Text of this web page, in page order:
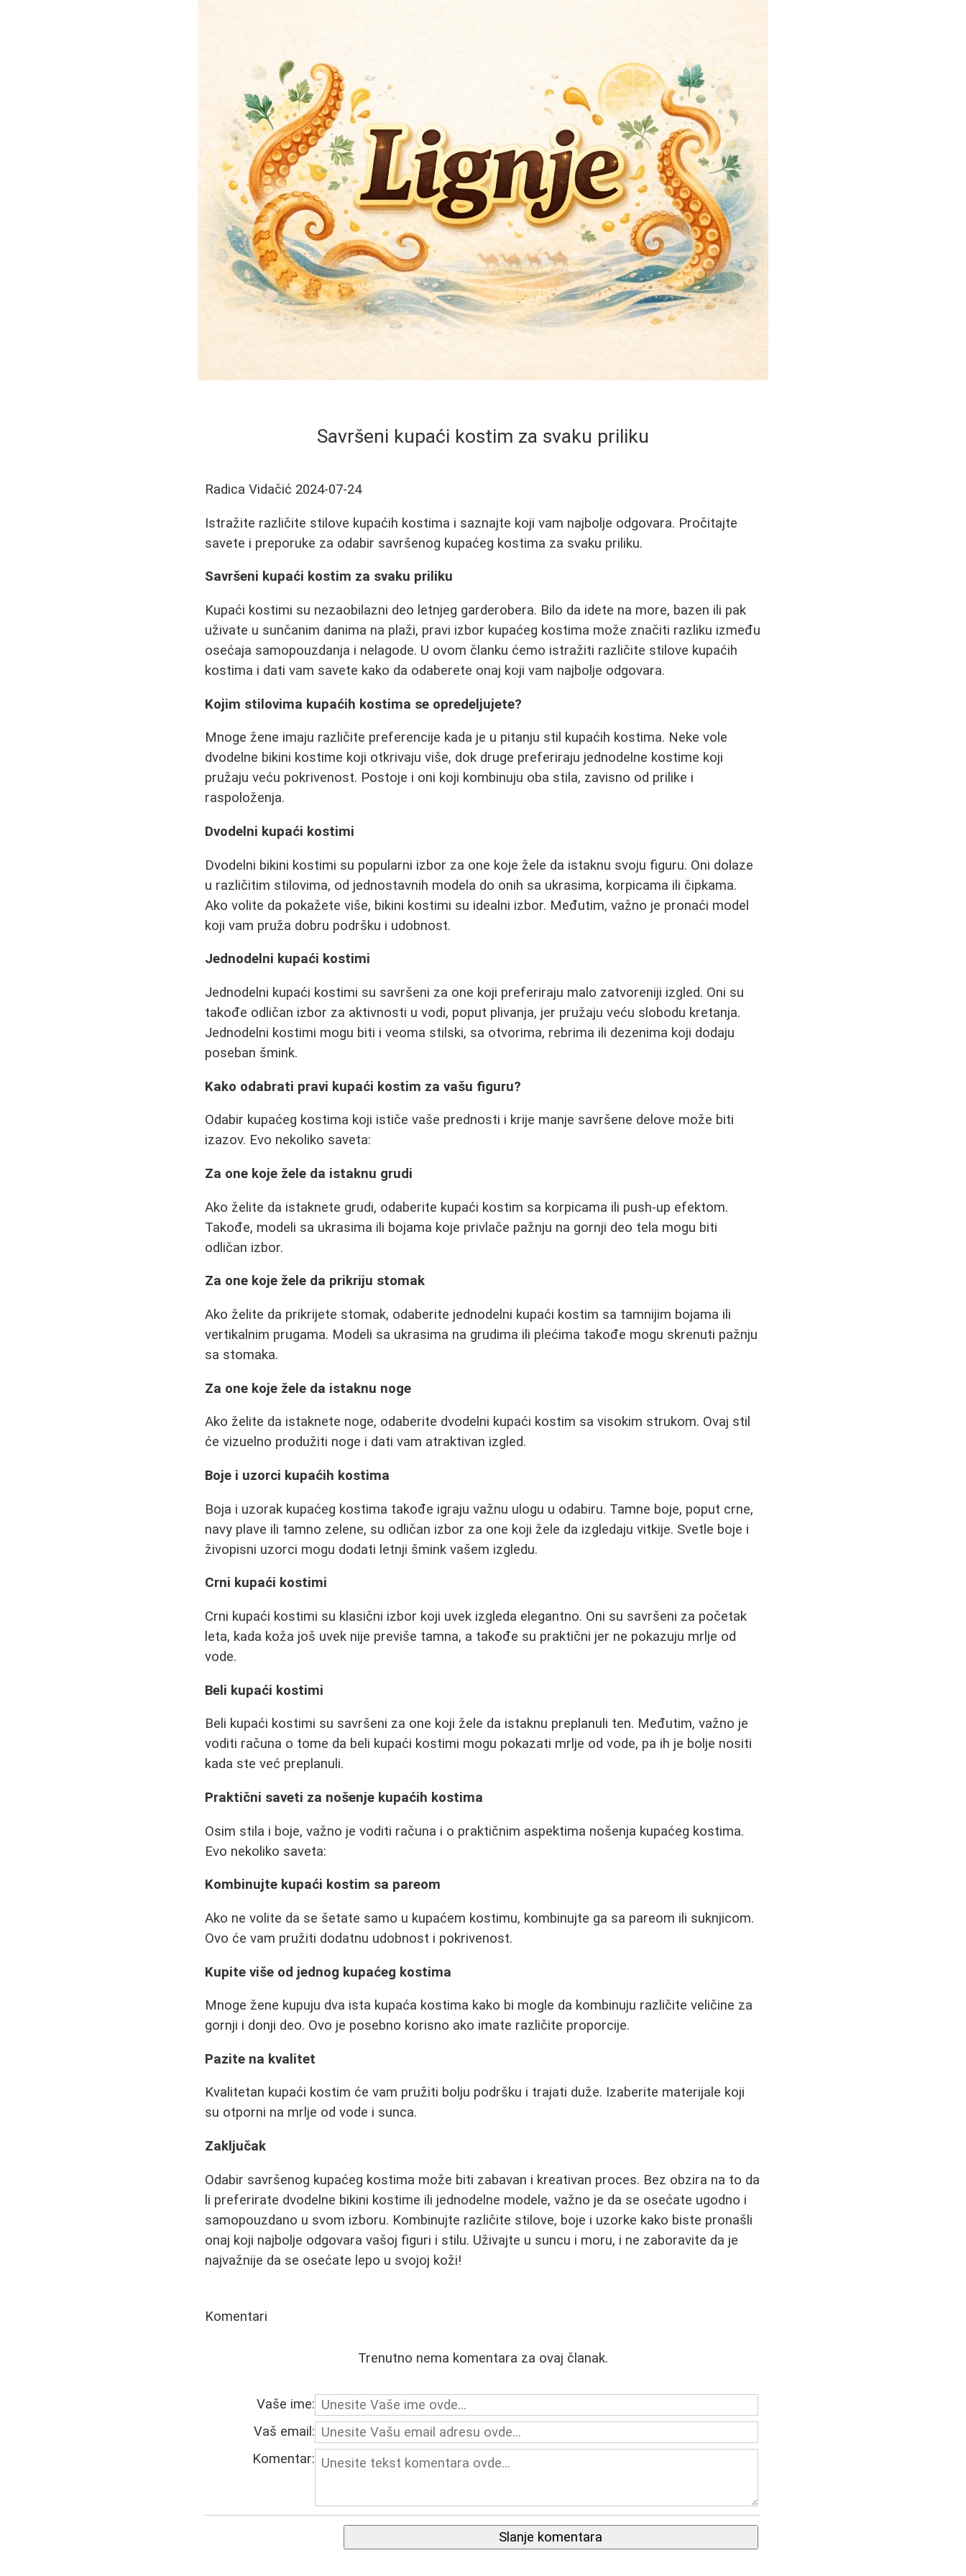
Savršeni kupaći kostim za svaku priliku
Radica Vidačić 2024-07-24
Istražite različite stilove kupaćih kostima i saznajte koji vam najbolje odgovara. Pročitajte
savete i preporuke za odabir savršenog kupaćeg kostima za svaku priliku.
Savršeni kupaći kostim za svaku priliku
Kupaći kostimi su nezaobilazni deo letnjeg garderobera. Bilo da idete na more, bazen ili pak
uživate u sunčanim danima na plaži, pravi izbor kupaćeg kostima može značiti razliku između
osećaja samopouzdanja i nelagode. U ovom članku ćemo istražiti različite stilove kupaćih
kostima i dati vam savete kako da odaberete onaj koji vam najbolje odgovara.
Kojim stilovima kupaćih kostima se opredeljujete?
Mnoge žene imaju različite preferencije kada je u pitanju stil kupaćih kostima. Neke vole
dvodelne bikini kostime koji otkrivaju više, dok druge preferiraju jednodelne kostime koji
pružaju veću pokrivenost. Postoje i oni koji kombinuju oba stila, zavisno od prilike i
raspoloženja.
Dvodelni kupaći kostimi
Dvodelni bikini kostimi su popularni izbor za one koje žele da istaknu svoju figuru. Oni dolaze
u različitim stilovima, od jednostavnih modela do onih sa ukrasima, korpicama ili čipkama.
Ako volite da pokažete više, bikini kostimi su idealni izbor. Međutim, važno je pronaći model
koji vam pruža dobru podršku i udobnost.
Jednodelni kupaći kostimi
Jednodelni kupaći kostimi su savršeni za one koji preferiraju malo zatvoreniji izgled. Oni su
takođe odličan izbor za aktivnosti u vodi, poput plivanja, jer pružaju veću slobodu kretanja.
Jednodelni kostimi mogu biti i veoma stilski, sa otvorima, rebrima ili dezenima koji dodaju
poseban šmink.
Kako odabrati pravi kupaći kostim za vašu figuru?
Odabir kupaćeg kostima koji ističe vaše prednosti i krije manje savršene delove može biti
izazov. Evo nekoliko saveta:
Za one koje žele da istaknu grudi
Ako želite da istaknete grudi, odaberite kupaći kostim sa korpicama ili push-up efektom.
Takođe, modeli sa ukrasima ili bojama koje privlače pažnju na gornji deo tela mogu biti
odličan izbor.
Za one koje žele da prikriju stomak
Ako želite da prikrijete stomak, odaberite jednodelni kupaći kostim sa tamnijim bojama ili
vertikalnim prugama. Modeli sa ukrasima na grudima ili plećima takođe mogu skrenuti pažnju
sa stomaka.
Za one koje žele da istaknu noge
Ako želite da istaknete noge, odaberite dvodelni kupaći kostim sa visokim strukom. Ovaj stil
će vizuelno produžiti noge i dati vam atraktivan izgled.
Boje i uzorci kupaćih kostima
Boja i uzorak kupaćeg kostima takođe igraju važnu ulogu u odabiru. Tamne boje, poput crne,
navy plave ili tamno zelene, su odličan izbor za one koji žele da izgledaju vitkije. Svetle boje i
živopisni uzorci mogu dodati letnji šmink vašem izgledu.
Crni kupaći kostimi
Crni kupaći kostimi su klasični izbor koji uvek izgleda elegantno. Oni su savršeni za početak
leta, kada koža još uvek nije previše tamna, a takođe su praktični jer ne pokazuju mrlje od
vode.
Beli kupaći kostimi
Beli kupaći kostimi su savršeni za one koji žele da istaknu preplanuli ten. Međutim, važno je
voditi računa o tome da beli kupaći kostimi mogu pokazati mrlje od vode, pa ih je bolje nositi
kada ste već preplanuli.
Praktični saveti za nošenje kupaćih kostima
Osim stila i boje, važno je voditi računa i o praktičnim aspektima nošenja kupaćeg kostima.
Evo nekoliko saveta:
Kombinujte kupaći kostim sa pareom
Ako ne volite da se šetate samo u kupaćem kostimu, kombinujte ga sa pareom ili suknjicom.
Ovo će vam pružiti dodatnu udobnost i pokrivenost.
Kupite više od jednog kupaćeg kostima
Mnoge žene kupuju dva ista kupaća kostima kako bi mogle da kombinuju različite veličine za
gornji i donji deo. Ovo je posebno korisno ako imate različite proporcije.
Pazite na kvalitet
Kvalitetan kupaći kostim će vam pružiti bolju podršku i trajati duže. Izaberite materijale koji
su otporni na mrlje od vode i sunca.
Zaključak
Odabir savršenog kupaćeg kostima može biti zabavan i kreativan proces. Bez obzira na to da
li preferirate dvodelne bikini kostime ili jednodelne modele, važno je da se osećate ugodno i
samopouzdano u svom izboru. Kombinujte različite stilove, boje i uzorke kako biste pronašli
onaj koji najbolje odgovara vašoj figuri i stilu. Uživajte u suncu i moru, i ne zaboravite da je
najvažnije da se osećate lepo u svojoj koži!
Komentari
Trenutno nema komentara za ovaj članak.
Vaše ime:
Vaš email:
Komentar:
Slanje komentara